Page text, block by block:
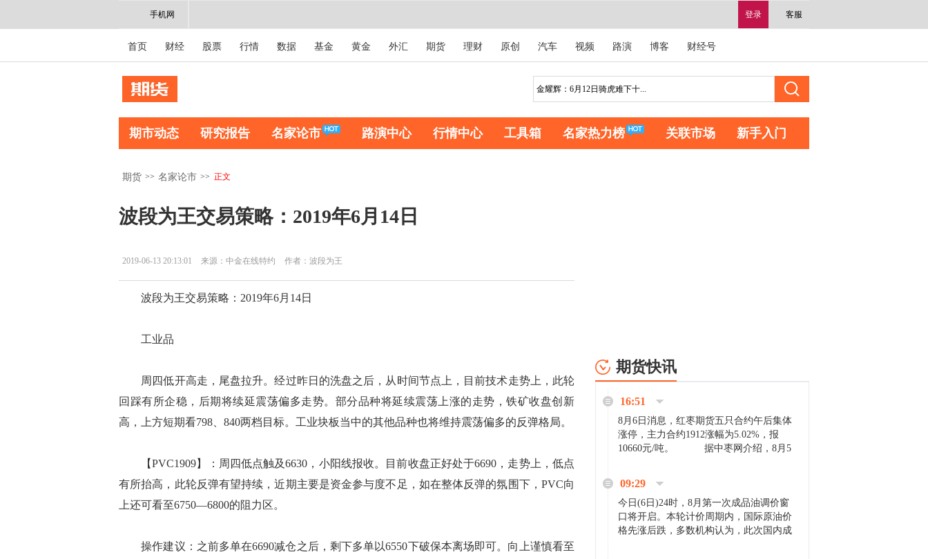
登录 客服
手机网
首页 财经 股票 行情 数据 基金 黄金 外汇 期货 理财 原创 汽车 视频 路演 博客 财经号
期市动态 研究报告 名家论市 路演中心 行情中心 工具箱 名家热力榜 关联市场 新手入门
期货 >> 名家论市 >> 正文
波段为王交易策略：2019年6月14日
2019-06-13 20:13:01 来源：中金在线特约 作者：波段为王
波段为王交易策略：2019年6月14日
工业品
周四低开高走，尾盘拉升。经过昨日的洗盘之后，从时间节点上，目前技术走势上，此轮
回踩有所企稳，后期将续延震荡偏多走势。部分品种将延续震荡上涨的走势，铁矿收盘创新
高，上方短期看798、840两档目标。工业块板当中的其他品种也将维持震荡偏多的反弹格局。
【PVC1909】：周四低点触及6630，小阳线报收。目前收盘正好处于6690，走势上，低点
有所抬高，此轮反弹有望持续，近期主要是资金参与度不足，如在整体反弹的氛围下，PVC向
上还可看至6750—6800的阻力区。
操作建议：之前多单在6690减仓之后，剩下多单以6550下破保本离场即可。向上谨慎看至
期货快讯
16:51
8月6日消息，红枣期货五只合约午后集体
涨停，主力合约1912涨幅为5.02%，报
10660元/吨。 据中枣网介绍，8月5
家好货依旧惜售挺...
09:29
今日(6日)24时，8月第一次成品油调价窗
口将开启。本轮计价周期内，国际原油价
格先涨后跌，多数机构认为，此次国内成